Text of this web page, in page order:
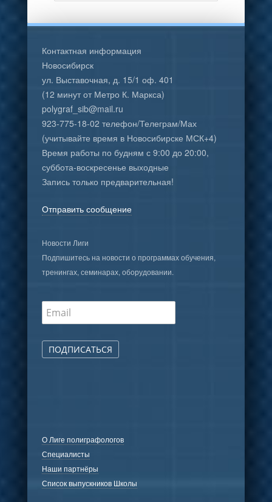
Контактная информация
Новосибирск
ул. Выставочная, д. 15/1 оф. 401
(12 минут от Метро К. Маркса)
polygraf_sib@mail.ru
923-775-18-02 телефон/Телеграм/Мах
(учитывайте время в Новосибирске МСК+4)
Время работы по будням с 9:00 до 20:00,
суббота-воскресенье выходные
Запись только предварительная!
Отправить сообщение
Новости Лиги
Подпишитесь на новости о программах обучения,
тренингах, семинарах, оборудовании.
ПОДПИСАТЬСЯ
О Лиге полиграфологов
Специалисты
Наши партнёры
Список выпускников Школы